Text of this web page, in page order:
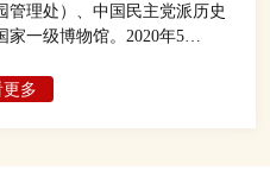
管理处）、中国民主党派历史
家一级博物馆。2020年5
次位居全国博物馆2019年游客
多